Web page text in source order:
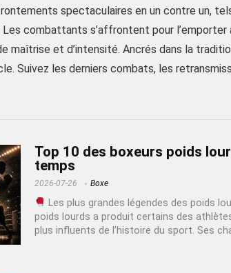
spectaculaires en un contre un,
Les combattants s’affrontent pour
maîtrise et d’intensité. Ancrés dans la
Suivez les derniers combats, les
Top 10 des boxeurs poids
temps
2026-07-26 Boxe
Les plus grandes légendes des poids
poids lourds a produit certains des
plus influents de l’histoire du sport. Ses